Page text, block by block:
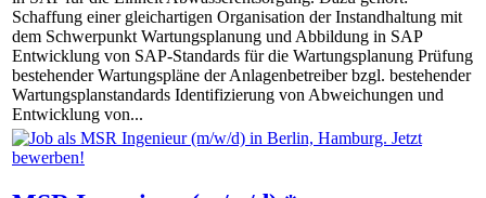
Schaffung einer gleichartigen Organisation der Instandhaltung mit
dem Schwerpunkt Wartungsplanung und Abbildung in SAP
Entwicklung von SAP-Standards für die Wartungsplanung Prüfung
bestehender Wartungspläne der Anlagenbetreiber bzgl. bestehender
Wartungsplanstandards Identifizierung von Abweichungen und
Entwicklung von...